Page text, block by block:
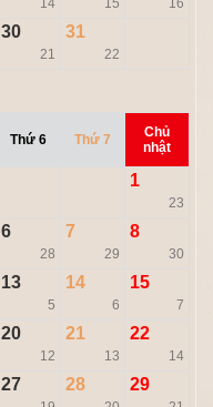
14 15 16
30
21
31
22
Thứ 6 Thứ 7
Chủ
nhật
1
23
6
28
7
29
8
30
13
5
14
6
15
7
20
12
21
13
22
14
27 28 29